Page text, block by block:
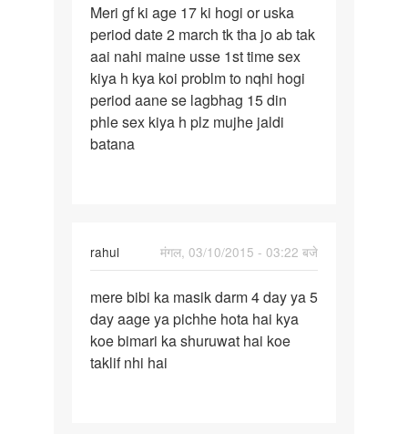
Meri
gf
ki
age
17
ki
hogi
Meri gf ki age 17 ki hogi or uska
period date 2 march tk tha jo ab tak
aai nahi maine usse 1st time sex
kiya h kya koi problm to nqhi hogi
period aane se lagbhag 15 din
phle sex kiya h plz mujhe jaldi
batana
rahul
मंगल, 03/10/2015 - 03:22 बजे
mere
bibi
ka
masik
mere bibi ka masik darm 4 day ya 5
day aage ya pichhe hota hai kya
koe bimari ka shuruwat hai koe
taklif nhi hai